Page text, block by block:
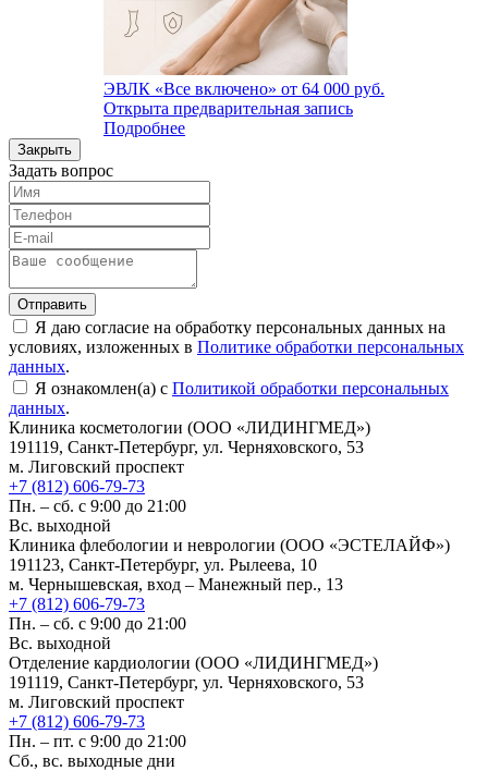
ЭВЛК «Все включено» от 64 000 руб.
Открыта предварительная запись
Подробнее
Закрыть
Задать вопрос
Отправить
Я даю согласие на обработку персональных данных на
условиях, изложенных в Политике обработки персональных
данных.
Я ознакомлен(а) с Политикой обработки персональных
данных.
Клиника косметологии (ООО «ЛИДИНГМЕД»)
191119, Санкт-Петербург, ул. Черняховского, 53
м. Лиговский проспект
+7 (812) 606-79-73
Пн. – сб. с 9:00 до 21:00
Вс. выходной
Клиника флебологии и неврологии (ООО «ЭСТЕЛАЙФ»)
191123, Санкт-Петербург, ул. Рылеева, 10
м. Чернышевская, вход – Манежный пер., 13
+7 (812) 606-79-73
Пн. – сб. с 9:00 до 21:00
Вс. выходной
Отделение кардиологии (ООО «ЛИДИНГМЕД»)
191119, Санкт-Петербург, ул. Черняховского, 53
м. Лиговский проспект
+7 (812) 606-79-73
Пн. – пт. с 9:00 до 21:00
Сб., вс. выходные дни